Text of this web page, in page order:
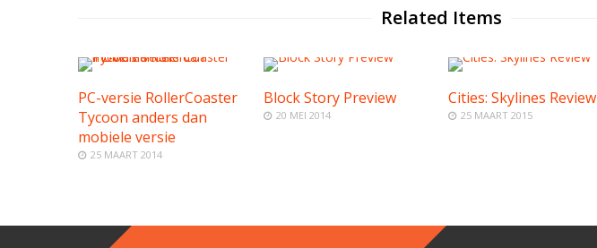
Related Items
PC-versie RollerCoaster
Tycoon anders dan
mobiele versie
25 MAART 2014
Block Story Preview
20 MEI 2014
Cities: Skylines Review
25 MAART 2015